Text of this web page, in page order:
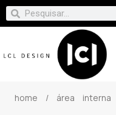
home / área interna